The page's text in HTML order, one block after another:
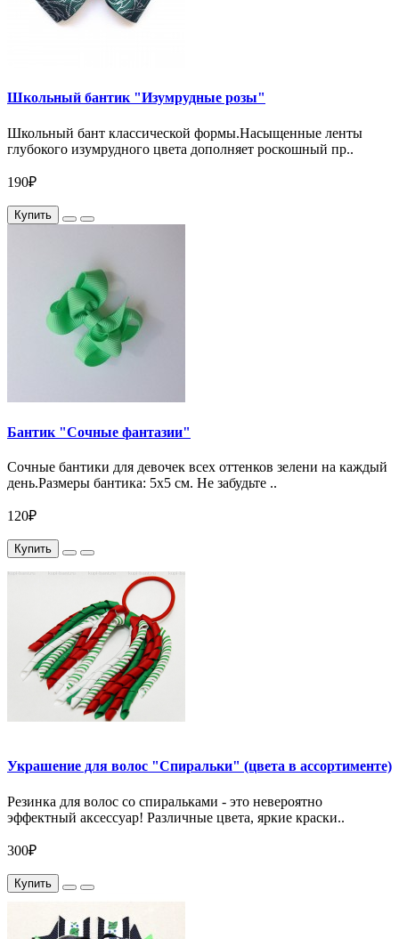
Школьный бантик "Изумрудные розы"
Школьный бант классической формы.Насыщенные ленты
глубокого изумрудного цвета дополняет роскошный пр..
190₽
Купить
Бантик "Сочные фантазии"
Сочные бантики для девочек всех оттенков зелени на каждый
день.Размеры бантика: 5х5 см. Не забудьте ..
120₽
Купить
Украшение для волос "Спиральки" (цвета в ассортименте)
Резинка для волос со спиральками - это невероятно
эффектный аксессуар! Различные цвета, яркие краски..
300₽
Купить